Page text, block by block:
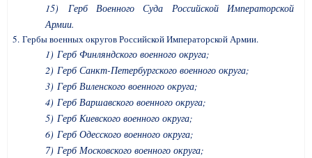
15) Герб Военного Суда Российской Императорской
Армии.
5. Гербы военных округов Российской Императорской Армии.
1) Герб Финляндского военного округа;
2) Герб Санкт-Петербургского военного округа;
3) Герб Виленского военного округа;
4) Герб Варшавского военного округа;
5) Герб Киевского военного округа;
6) Герб Одесского военного округа;
7) Герб Московского военного округа;